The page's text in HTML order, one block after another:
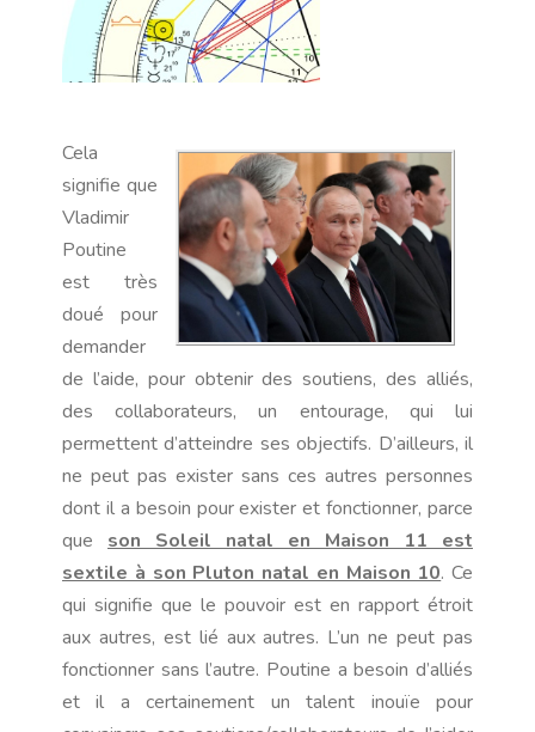
Cela
signifie que
Vladimir
Poutine
est très
doué pour
demander
de l’aide, pour obtenir des soutiens, des alliés,
des collaborateurs, un entourage, qui lui
permettent d’atteindre ses objectifs. D’ailleurs, il
ne peut pas exister sans ces autres personnes
dont il a besoin pour exister et fonctionner, parce
que son Soleil natal en Maison 11 est
sextile à son Pluton natal en Maison 10. Ce
qui signifie que le pouvoir est en rapport étroit
aux autres, est lié aux autres. L’un ne peut pas
fonctionner sans l’autre. Poutine a besoin d’alliés
et il a certainement un talent inouïe pour